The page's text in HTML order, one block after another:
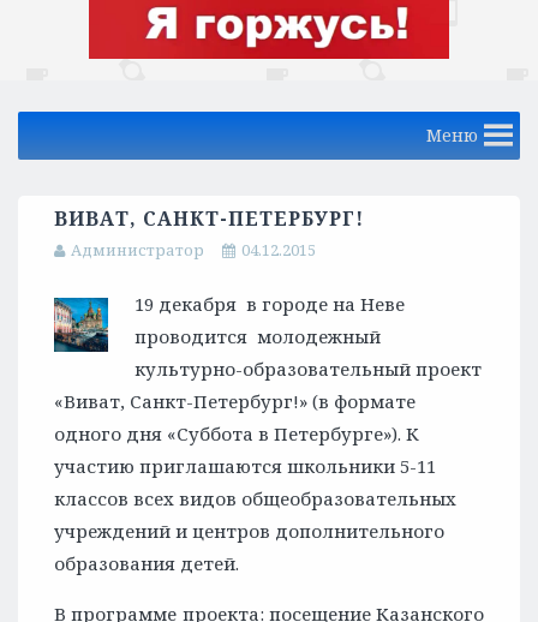
Меню
ВИВАТ, САНКТ-ПЕТЕРБУРГ!
Администратор 04.12.2015
19 декабря в городе на Неве
проводится молодежный
культурно-образовательный проект
«Виват, Санкт-Петербург!» (в формате
одного дня «Суббота в Петербурге»). К
участию приглашаются школьники 5-11
классов всех видов общеобразовательных
учреждений и центров дополнительного
образования детей.
В программе проекта: посещение Казанского